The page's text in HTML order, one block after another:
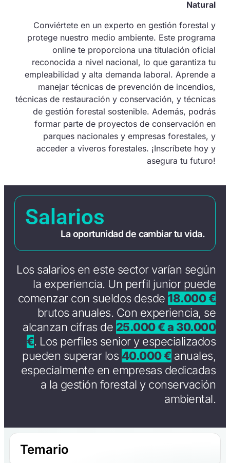
Natural
Conviértete en un experto en gestión forestal y
protege nuestro medio ambiente. Este programa
online te proporciona una titulación oficial
reconocida a nivel nacional, lo que garantiza tu
empleabilidad y alta demanda laboral. Aprende a
manejar técnicas de prevención de incendios,
técnicas de restauración y conservación, y técnicas
de gestión forestal sostenible. Además, podrás
formar parte de proyectos de conservación en
parques nacionales y empresas forestales, y
acceder a viveros forestales. ¡Inscríbete hoy y
asegura tu futuro!
Salarios
La oportunidad de cambiar tu vida.
Los salarios en este sector varían según
la experiencia. Un perfil junior puede
comenzar con sueldos desde 18.000 €
brutos anuales. Con experiencia, se
alcanzan cifras de 25.000 € a 30.000
€. Los perfiles senior y especializados
pueden superar los 40.000 € anuales,
especialmente en empresas dedicadas
a la gestión forestal y conservación
ambiental.
Temario